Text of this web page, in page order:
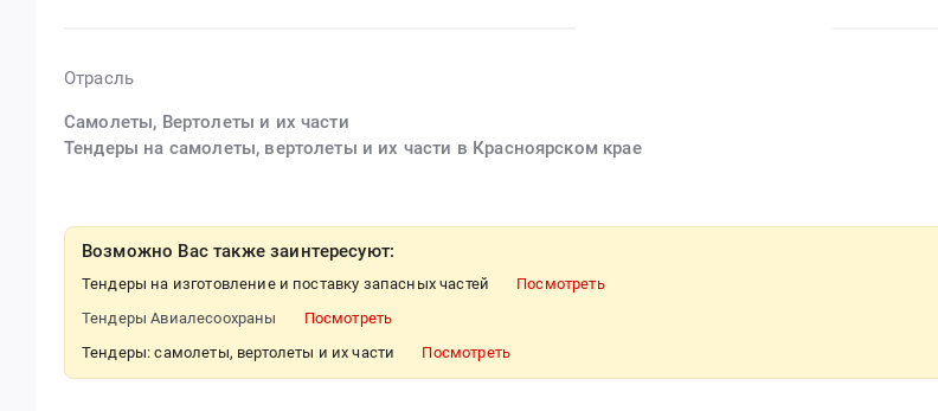
Отрасль
Самолеты, Вертолеты и их части
Тендеры на самолеты, вертолеты и их части в Красноярском крае
Возможно Вас также заинтересуют:
Тендеры на изготовление и поставку запасных частей
Посмотреть
Тендеры Авиалесоохраны
Посмотреть
Тендеры: самолеты, вертолеты и их части
Посмотреть